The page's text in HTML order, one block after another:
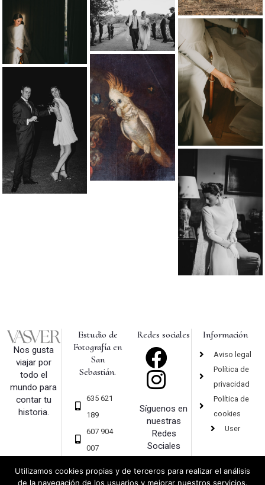
Nos gusta
viajar por
todo el
mundo para
contar tu
historia.
Estudio de
Fotografía en
San
Sebastián.
635 621
189
607 904
007
ver.com
Redes sociales
Síguenos en
nuestras
Redes
Sociales
Información
Aviso legal
Política de
privacidad
Política de
cookies
User
Utilizamos cookies propias y de terceros para realizar el análisis
de la navegación de los usuarios y mejorar nuestros servicios.